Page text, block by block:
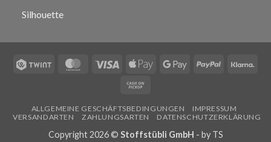
Silhouette
Twint MasterCard
Visa
Apple
Google PayPal
Pickup
ALLGEMEINE GESCHÄFTSBEDINGUNGEN
IMPRESSUM
VERSANDARTEN
ZAHLUNGSARTEN DATENSCHUTZERKLÄRUNG
Copyright 2026 © Stoffstübli GmbH - by TS